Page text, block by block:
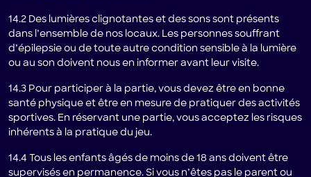
14.2 Des lumières clignotantes et des sons sont présents
dans l’ensemble de nos locaux. Les personnes souffrant
d’épilepsie ou de toute autre condition sensible à la lumière
ou au son doivent nous en informer avant leur visite.
14.3 Pour participer à la partie, vous devez être en bonne
santé physique et être en mesure de pratiquer des activités
sportives. En réservant une partie, vous acceptez les risques
inhérents à la pratique du jeu.
14.4 Tous les enfants âgés de moins de 18 ans doivent être
supervisés en permanence. Si vous n’êtes pas le parent ou